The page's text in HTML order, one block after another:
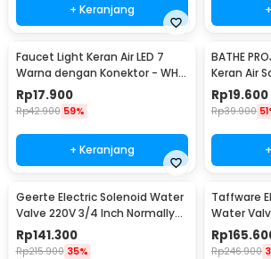
+ Keranjang
Faucet Light Keran Air LED 7
Warna dengan Konektor - WH-
F03
Rp17.900
Rp42.900 59%
+ Keranjang
BATHE
Keran Air
300ml - JJ-
Rp19.600
Rp39.900
Geerte Electric Solenoid Water
Valve 220V 3/4 Inch Normally
Closed - 2W-200-20
Rp141.300
Rp215.900 35%
Taffware
Water
220V 3/4
Rp
Rp246.900